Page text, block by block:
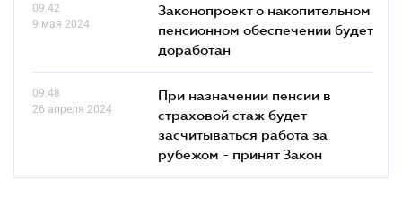
09.42
9 мая 2024
Законопроект о накопительном
пенсионном обеспечении будет
доработан
09.48
26 апреля 2024
При назначении пенсии в
страховой стаж будет
засчитываться работа за
рубежом - принят Закон